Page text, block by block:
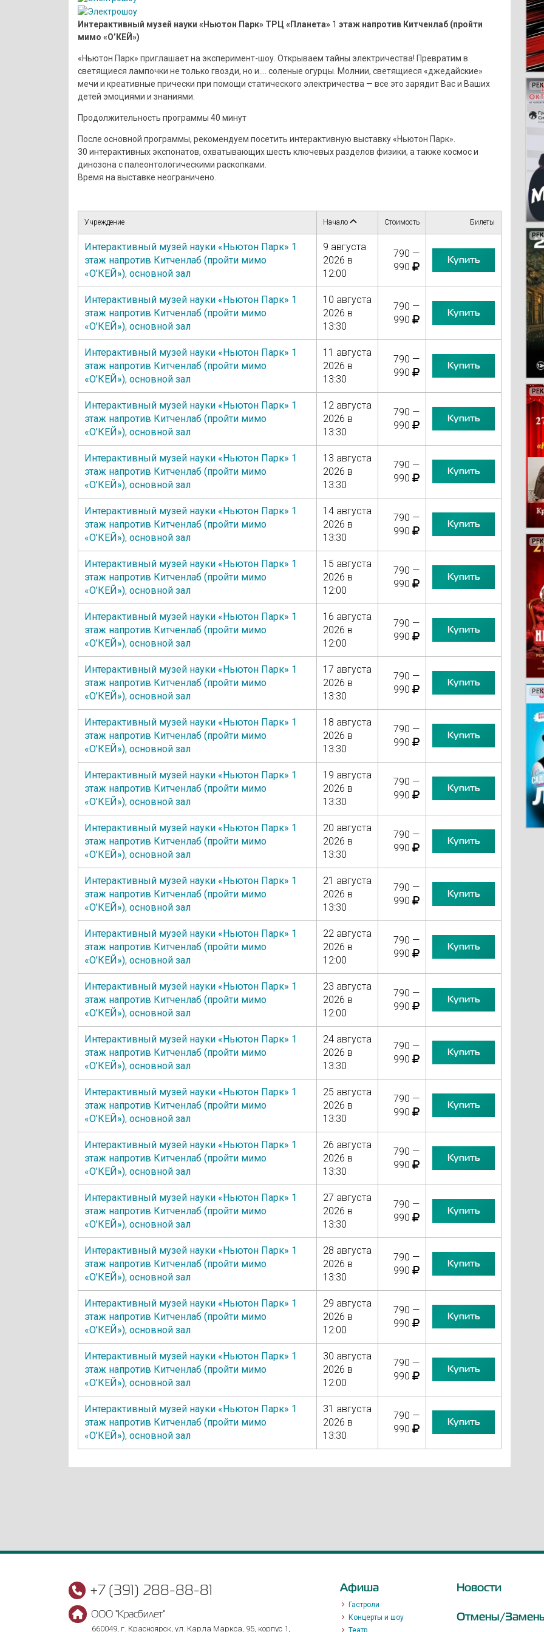
Интерактивный музей науки «Ньютон Парк» ТРЦ «Планета» 1 этаж напротив Китченлаб (пройти
мимо «О’КЕЙ»)
«Ньютон Парк» приглашает на эксперимент-шоу. Открываем тайны электричества! Превратим в
светящиеся лампочки не только гвозди, но и.… соленые огурцы. Молнии, светящиеся «джедайские»
мечи и креативные прически при помощи статического электричества — все это зарядит Вас и Ваших
детей эмоциями и знаниями.
Продолжительность программы 40 минут
После основной программы, рекомендуем посетить интерактивную выставку «Ньютон Парк».
30 интерактивных экспонатов, охватывающих шесть ключевых разделов физики, а также космос и
динозона с палеонтологическими раскопками.
Время на выставке неограничено.
Учреждение Начало Стоимость Билеты
Интерактивный музей науки «Ньютон Парк» 1
этаж напротив Китченлаб (пройти мимо
«О’КЕЙ»), основной зал
9 августа
2026 в
12:00
790 —
990
Купить
Интерактивный музей науки «Ньютон Парк» 1
этаж напротив Китченлаб (пройти мимо
«О’КЕЙ»), основной зал
10 августа
2026 в
13:30
790 —
990
Купить
Интерактивный музей науки «Ньютон Парк» 1
этаж напротив Китченлаб (пройти мимо
«О’КЕЙ»), основной зал
11 августа
2026 в
13:30
790 —
990
Купить
Интерактивный музей науки «Ньютон Парк» 1
этаж напротив Китченлаб (пройти мимо
«О’КЕЙ»), основной зал
12 августа
2026 в
13:30
790 —
990
Купить
Интерактивный музей науки «Ньютон Парк» 1
этаж напротив Китченлаб (пройти мимо
«О’КЕЙ»), основной зал
13 августа
2026 в
13:30
790 —
990
Купить
Интерактивный музей науки «Ньютон Парк» 1
этаж напротив Китченлаб (пройти мимо
«О’КЕЙ»), основной зал
14 августа
2026 в
13:30
790 —
990
Купить
Интерактивный музей науки «Ньютон Парк» 1
этаж напротив Китченлаб (пройти мимо
«О’КЕЙ»), основной зал
15 августа
2026 в
12:00
790 —
990
Купить
Интерактивный музей науки «Ньютон Парк» 1
этаж напротив Китченлаб (пройти мимо
«О’КЕЙ»), основной зал
16 августа
2026 в
12:00
790 —
990
Купить
Интерактивный музей науки «Ньютон Парк» 1
этаж напротив Китченлаб (пройти мимо
«О’КЕЙ»), основной зал
17 августа
2026 в
13:30
790 —
990
Купить
Интерактивный музей науки «Ньютон Парк» 1
этаж напротив Китченлаб (пройти мимо
«О’КЕЙ»), основной зал
18 августа
2026 в
13:30
790 —
990
Купить
Интерактивный музей науки «Ньютон Парк» 1
этаж напротив Китченлаб (пройти мимо
«О’КЕЙ»), основной зал
19 августа
2026 в
13:30
790 —
990
Купить
Интерактивный музей науки «Ньютон Парк» 1
этаж напротив Китченлаб (пройти мимо
«О’КЕЙ»), основной зал
20 августа
2026 в
13:30
790 —
990
Купить
Интерактивный музей науки «Ньютон Парк» 1
этаж напротив Китченлаб (пройти мимо
«О’КЕЙ»), основной зал
21 августа
2026 в
13:30
790 —
990
Купить
Интерактивный музей науки «Ньютон Парк» 1
этаж напротив Китченлаб (пройти мимо
«О’КЕЙ»), основной зал
22 августа
2026 в
12:00
790 —
990
Купить
Интерактивный музей науки «Ньютон Парк» 1
этаж напротив Китченлаб (пройти мимо
«О’КЕЙ»), основной зал
23 августа
2026 в
12:00
790 —
990
Купить
Интерактивный музей науки «Ньютон Парк» 1
этаж напротив Китченлаб (пройти мимо
«О’КЕЙ»), основной зал
24 августа
2026 в
13:30
790 —
990
Купить
Интерактивный музей науки «Ньютон Парк» 1
этаж напротив Китченлаб (пройти мимо
«О’КЕЙ»), основной зал
25 августа
2026 в
13:30
790 —
990
Купить
Интерактивный музей науки «Ньютон Парк» 1
этаж напротив Китченлаб (пройти мимо
«О’КЕЙ»), основной зал
26 августа
2026 в
13:30
790 —
990
Купить
Интерактивный музей науки «Ньютон Парк» 1
этаж напротив Китченлаб (пройти мимо
«О’КЕЙ»), основной зал
27 августа
2026 в
13:30
790 —
990
Купить
Интерактивный музей науки «Ньютон Парк» 1
этаж напротив Китченлаб (пройти мимо
«О’КЕЙ»), основной зал
28 августа
2026 в
13:30
790 —
990
Купить
Интерактивный музей науки «Ньютон Парк» 1
этаж напротив Китченлаб (пройти мимо
«О’КЕЙ»), основной зал
29 августа
2026 в
12:00
790 —
990
Купить
Интерактивный музей науки «Ньютон Парк» 1
этаж напротив Китченлаб (пройти мимо
«О’КЕЙ»), основной зал
30 августа
2026 в
12:00
790 —
990
Купить
Интерактивный музей науки «Ньютон Парк» 1
этаж напротив Китченлаб (пройти мимо
«О’КЕЙ»), основной зал
31 августа
2026 в
13:30
790 —
990
Купить
+7 (391) 288-88-81
ООО "Красбилет"
660049, г. Красноярск, ул. Карла Маркса, 95, корпус 1,
Афиша
Гастроли
Концерты и шоу
Театр
Новости
Отмены/